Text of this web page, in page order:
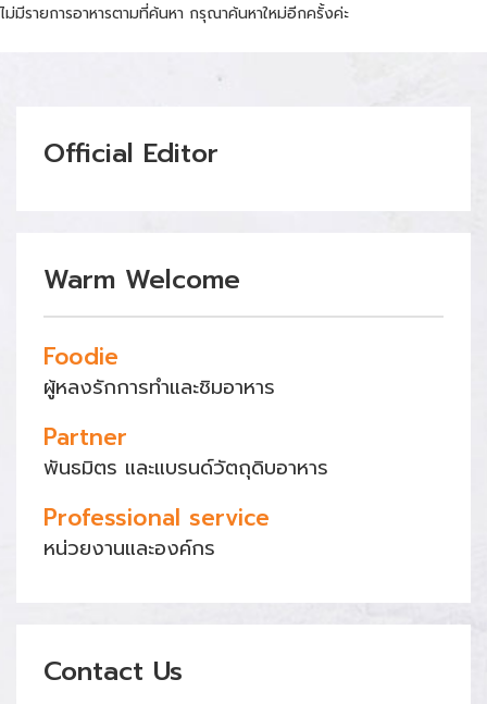
ไม่มีรายการอาหารตามที่ค้นหา กรุณาค้นหาใหม่อีกครั้งค่ะ
Official Editor
Warm Welcome
Foodie
ผู้หลงรักการทำและชิมอาหาร
Partner
พันธมิตร และแบรนด์วัตถุดิบอาหาร
Professional service
หน่วยงานและองค์กร
Contact Us